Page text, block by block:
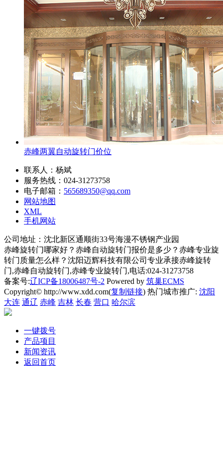
赤峰两翼自动旋转门价位
联系人：杨斌
服务热线：024-31273758
电子邮箱： 565689350@qq.com
网站地图
XML
手机网站
公司地址：沈北新区通顺街33号海漫不锈钢产业园
赤峰旋转门哪家好？赤峰自动旋转门报价是多少？赤峰专业旋
转门质量怎么样？沈阳迈辉科技有限公司专业承接赤峰旋转
门,赤峰自动旋转门,赤峰专业旋转门,电话:024-31273758
备案号:辽ICP备18006487号-2 Powered by 筑巢ECMS
Copyright© http://www.xdd.com(复制链接) 热门城市推广: 沈阳
大连 通辽 赤峰 吉林 长春 营口 哈尔滨
一键拨号
产品项目
新闻资讯
返回首页